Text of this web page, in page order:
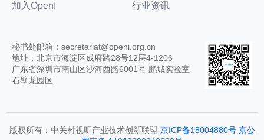
加入OpenI
行业资讯
秘书处邮箱：secretariat@openi.org.cn
地址：北京市海淀区成府路28号12层4-1206
广东省深圳市南山区沙河西路6001号 鹏城实验室
石壁龙园区
版权所有：中关村视听产业技术创新联盟 京ICP备18004880号 京公